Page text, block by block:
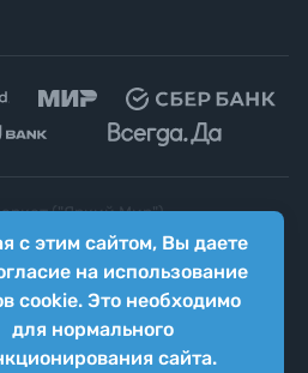
с этим сайтом, Вы даете
на использование
cookie. Это необходимо
для нормального
сайта.
("Яркий Мир")
данных